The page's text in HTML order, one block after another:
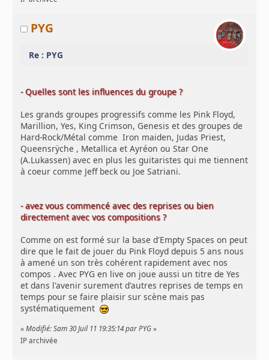
PYG
Re : PYG
- Quelles sont les influences du groupe ?
Les grands groupes progressifs comme les Pink Floyd,
Marillion, Yes, King Crimson, Genesis et des groupes de
Hard-Rock/Métal comme Iron maiden, Judas Priest,
Queensrÿche , Metallica et Ayréon ou Star One
(A.Lukassen) avec en plus les guitaristes qui me tiennent
à coeur comme Jeff beck ou Joe Satriani.
- avez vous commencé avec des reprises ou bien
directement avec vos compositions ?
Comme on est formé sur la base d'Empty Spaces on peut
dire que le fait de jouer du Pink Floyd depuis 5 ans nous
à amené un son très cohérent rapidement avec nos
compos . Avec PYG en live on joue aussi un titre de Yes
et dans l'avenir surement d'autres reprises de temps en
temps pour se faire plaisir sur scène mais pas
systématiquement
«Modifié: Sam 30 Juil 11 19:35:14 par PYG »
IP archivée